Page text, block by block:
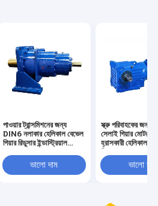
পাওয়ার ট্রান্সমিশনের জন্য
DIN6 নলাকার হেলিকাল বেভেল
গিয়ার রিডুসার ইন্ডাস্ট্রিয়াল
ভালো দাম
স্ক্রু পরিবাহকের জন্য
সেলাই গিয়ার মোটর
হ্রাসকারী হেলিকাল
ভালো দাম